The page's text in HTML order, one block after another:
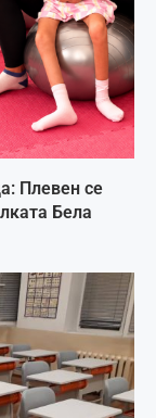
Плевен се
Бела